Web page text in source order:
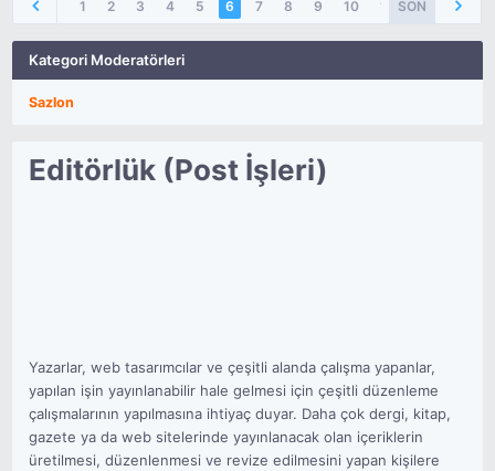
1 2 3 4 5 6 7 8 9 10 11 16
SON
Kategori Moderatörleri
Sazlon
Editörlük (Post İşleri)
Yazarlar, web tasarımcılar ve çeşitli alanda çalışma yapanlar,
yapılan işin yayınlanabilir hale gelmesi için çeşitli düzenleme
çalışmalarının yapılmasına ihtiyaç duyar. Daha çok dergi, kitap,
gazete ya da web sitelerinde yayınlanacak olan içeriklerin
üretilmesi, düzenlenmesi ve revize edilmesini yapan kişilere